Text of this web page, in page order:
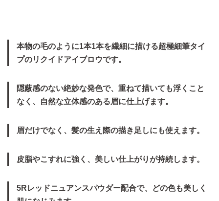
本物の毛のように1本1本を繊細に描ける超極細筆タイ
プのリクイドアイブロウです。
隠蔽感のない絶妙な発色で、重ねて描いても浮くこと
なく、自然な立体感のある眉に仕上げます。
眉だけでなく、髪の生え際の描き足しにも使えます。
皮脂やこすれに強く、美しい仕上がりが持続します。
5Rレッドニュアンスパウダー配合で、どの色も美しく